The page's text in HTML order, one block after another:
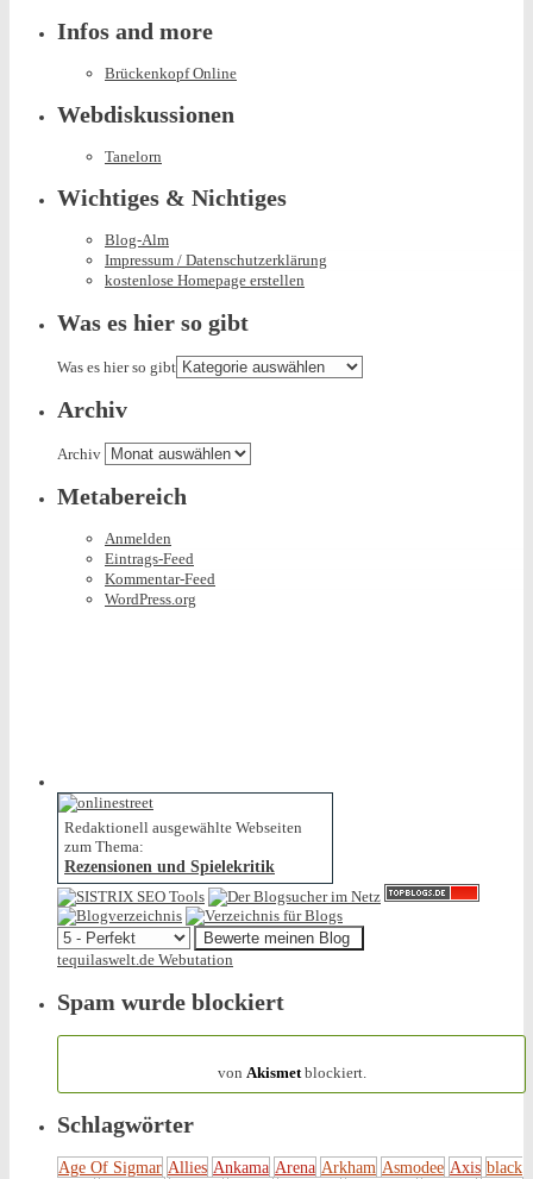
Infos and more
Brückenkopf Online
Webdiskussionen
Tanelorn
Wichtiges & Nichtiges
Blog-Alm
Impressum / Datenschutzerklärung
kostenlose Homepage erstellen
Was es hier so gibt
Was es hier so gibt
Archiv
Archiv
Metabereich
Anmelden
Eintrags-Feed
Kommentar-Feed
WordPress.org
Redaktionell ausgewählte Webseiten
zum Thema:
Rezensionen und Spielekritik
tequilaswelt.de Webutation
Spam wurde blockiert
von Akismetblockiert.
Schlagwörter
Age Of Sigmar Allies Ankama Arena Arkham Asmodee Axis black